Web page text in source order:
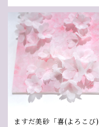
ますだ美砂「喜(よろこび)